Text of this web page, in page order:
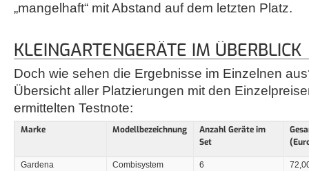
„mangelhaft“ mit Abstand auf dem letzten Platz.
KLEINGARTENGERÄTE IM ÜBERBLICK
Doch wie sehen die Ergebnisse im Einzelnen
Übersicht aller Platzierungen mit den
ermittelten Testnote:
Marke Modellbezeichnung
Anzahl Geräte im
Set
Gardena Combisystem 6